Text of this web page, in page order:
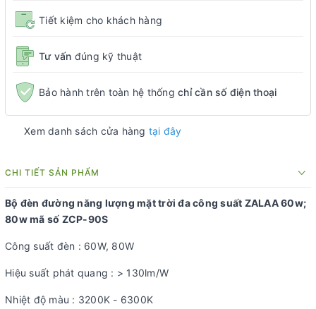
Tiết kiệm cho khách hàng
Tư vấn đúng kỹ thuật
Bảo hành trên toàn hệ thống chỉ cần số điện thoại
Xem danh sách cửa hàng tại đây
CHI TIẾT SẢN PHẨM
Bộ đèn đường năng lượng mặt trời đa công suất ZALAA 60w;
80w mã số ZCP-90S
Công suất đèn : 60W, 80W
Hiệu suất phát quang : > 130lm/W
Nhiệt độ màu : 3200K - 6300K